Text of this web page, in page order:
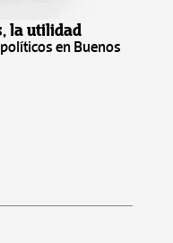
la utilidad
en Buenos